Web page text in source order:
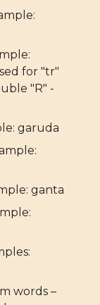
for "tr"
"R" -
garuda
ganta
words –